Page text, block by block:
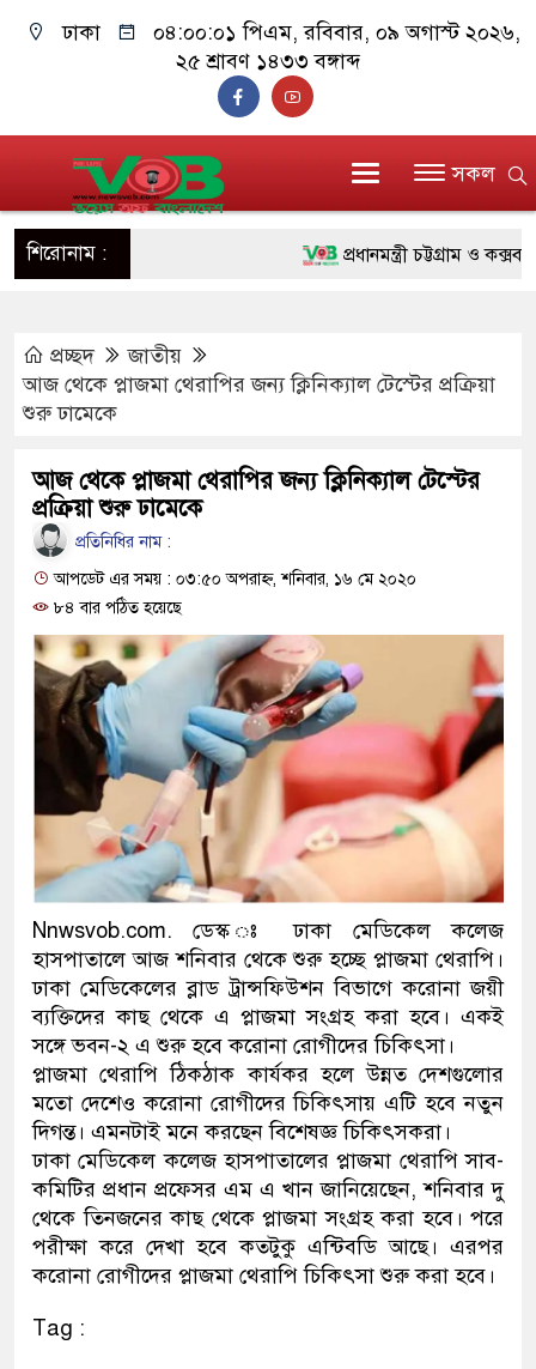
ঢাকা ০৪:০০:০২ পিএম, রবিবার, ০৯ অগাস্ট ২০২৬,
২৫ শ্রাবণ ১৪৩৩ বঙ্গাব্দ
সকল
শিরোনাম : প্রধানমন্ত্রী চট্টগ্রাম ও
সিল-স্বাক্ষর জালিয়াতি চক্রের পাঁচ
উদ্ধার
জনগণ পরিবর্তন চেয়েছে
প্রধানমন্ত্রী
মিরপুর মডেল থানার
মাদক কারবারি গ্রেফতার
২৮ লাখ টাকার জাল নোটসহ
থানা পুলিশ
যেকোনো সময় বেনজীরের
নেতৃত্ব ও গণতন্ত্রের মূর্তমান
প্রচ্ছদ
জাতীয়
আজ থেকে প্লাজমা থেরাপির জন্য ক্লিনিক্যাল টেস্টের প্রক্রিয়া
শুরু ঢামেকে
আজ থেকে প্লাজমা থেরাপির জন্য ক্লিনিক্যাল টেস্টের
প্রক্রিয়া শুরু ঢামেকে
প্রতিনিধির নাম :
আপডেট এর সময় : ০৩:৫০ অপরাহ্ন, শনিবার, ১৬ মে ২০২০
৮৪ বার পঠিত হয়েছে
Nnwsvob.com. ডেস্ক ঃ ঢাকা মেডিকেল কলেজ
হাসপাতালে আজ শনিবার থেকে শুরু হচ্ছে প্লাজমা থেরাপি।
ঢাকা মেডিকেলের ব্লাড ট্রান্সফিউশন বিভাগে করোনা জয়ী
ব্যক্তিদের কাছ থেকে এ প্লাজমা সংগ্রহ করা হবে। একই
সঙ্গে ভবন-২ এ শুরু হবে করোনা রোগীদের চিকিৎসা।
প্লাজমা থেরাপি ঠিকঠাক কার্যকর হলে উন্নত দেশগুলোর
মতো দেশেও করোনা রোগীদের চিকিৎসায় এটি হবে নতুন
দিগন্ত। এমনটাই মনে করছেন বিশেষজ্ঞ চিকিৎসকরা।
ঢাকা মেডিকেল কলেজ হাসপাতালের প্লাজমা থেরাপি সাব-
কমিটির প্রধান প্রফেসর এম এ খান জানিয়েছেন, শনিবার দু
থেকে তিনজনের কাছ থেকে প্লাজমা সংগ্রহ করা হবে। পরে
পরীক্ষা করে দেখা হবে কতটুকু এন্টিবডি আছে। এরপর
করোনা রোগীদের প্লাজমা থেরাপি চিকিৎসা শুরু করা হবে।
Tag :